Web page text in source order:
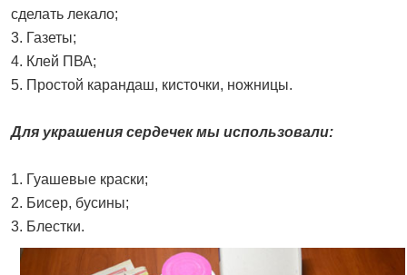
сделать лекало;
3. Газеты;
4. Клей ПВА;
5. Простой карандаш, кисточки, ножницы.
Для украшения сердечек мы использовали:
1. Гуашевые краски;
2. Бисер, бусины;
3. Блестки.